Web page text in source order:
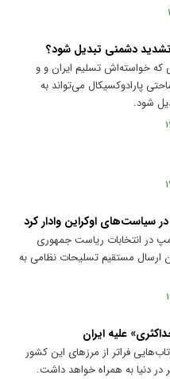
تشدید دشمنی تبدیل شود؟
خواسته‌اش تسلیم ایران و و
پارادوکسیکال می‌تواند به
شود.
سیاست‌های اوکراین وادار کرد
در انتخابات ریاست جمهوری
ارسال مستقیم تسلیحات نظامی به
علیه ایران
فراتر از مرزهای این کشور
در دنیا به همراه خواهد داشت.